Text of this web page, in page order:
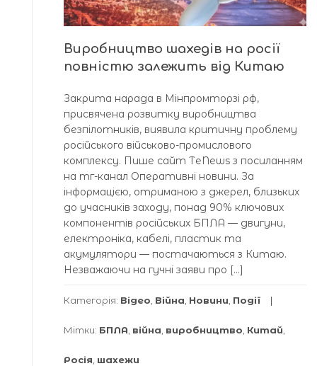
Виробництво шахедів на росії
повністю залежить від Китаю
Закрита нарада в Мінпромторзі рф,
присвячена розвитку виробництва
безпілотників, виявила критичну проблему
російського військово-промислового
комплексу. Пише сайт ТeNews з посиланням
на тг-канал Оперативні новини. За
інформацією, отриманою з джерел, близьких
до учасників заходу, понад 90% ключових
компонентів російських БПЛА — двигуни,
електроніка, кабелі, пластик та
акумулятори — постачаються з Китаю.
Незважаючи на гучні заяви про […]
Категорія: Відео Війна Новини Події
Мітки: БПЛА війна виробництво Китай
Росія шахежи